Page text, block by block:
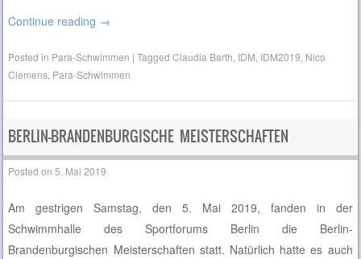
Continue reading →
Posted in Para-Schwimmen |TaggedClaudia Barth IDM IDM2019 Nico
Clemens Para-Schwimmen
BERLIN-BRANDENBURGISCHE MEISTERSCHAFTEN
Posted on5. Mai 2019
Am gestrigen Samstag, den 5. Mai 2019, fanden in der
Schwimmhalle des Sportforums Berlin die Berlin-
Brandenburgischen Meisterschaften statt. Natürlich hatte es auch